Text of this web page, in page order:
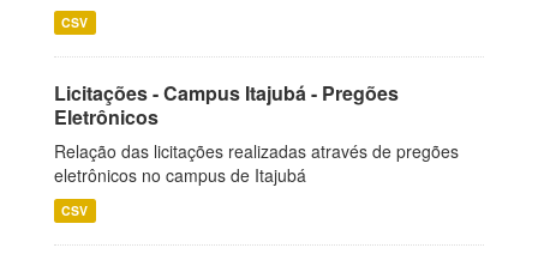
CSV
Licitações - Campus Itajubá - Pregões
Eletrônicos
Relação das licitações realizadas através de pregões
eletrônicos no campus de Itajubá
CSV